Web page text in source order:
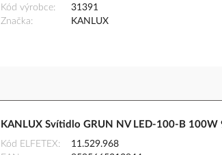
Kód výrobce
31391
Značka
KANLUX
KANLUX Svítidlo GRUN NV LED-100-B
Kód ELFETEX
11.529.968